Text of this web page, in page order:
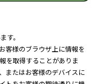
す。
客様のブラウザ上に情報を
を取得することがありま
またはお客様のデバイスに